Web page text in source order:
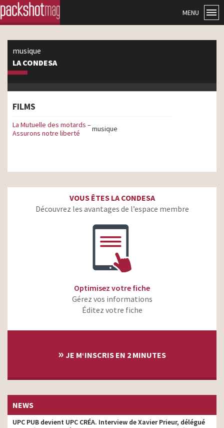
MENU
musique
LA CONDESA
FILMS
La Mutuelle des motards –
Assurons notre liberté
musique
VOUS ÊTES LA CONDESA
Découvrez les avantages de l’espace membre
Optimisez votre fiche
Gérez vos informations
Éditez votre fiche
» JE M‘INSCRIS EN 2 MINUTES
NEWS
UPC PUB devient UPC CRÉA. Interview de Xavier Prieur, délégué